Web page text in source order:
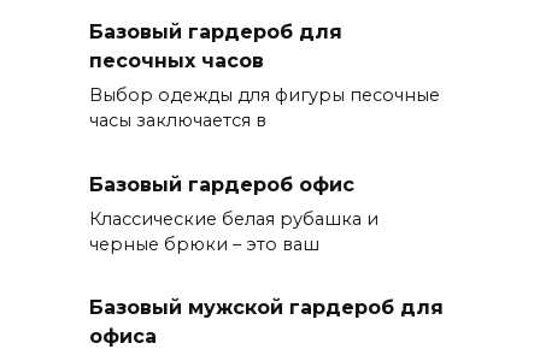
Базовый гардероб для
песочных часов
Выбор одежды для фигуры песочные
часы заключается в
Базовый гардероб офис
Классические белая рубашка и
черные брюки – это ваш
Базовый мужской гардероб для
офиса